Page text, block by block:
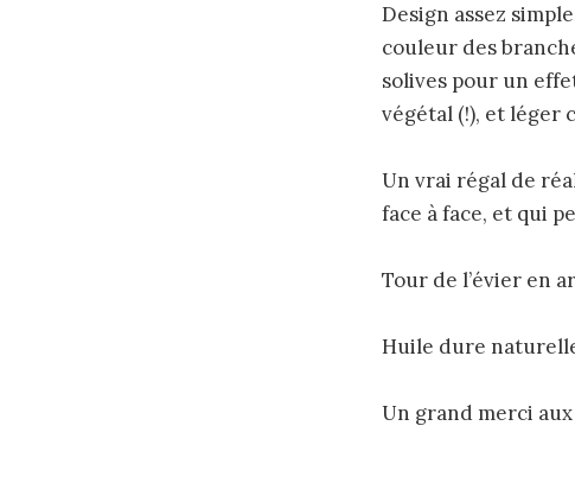
Design assez
couleur des
solives pour un
végétal (!), et léger
Un vrai régal de
face à face, et qui
Tour de l’évier en
Huile dure
Un grand merci